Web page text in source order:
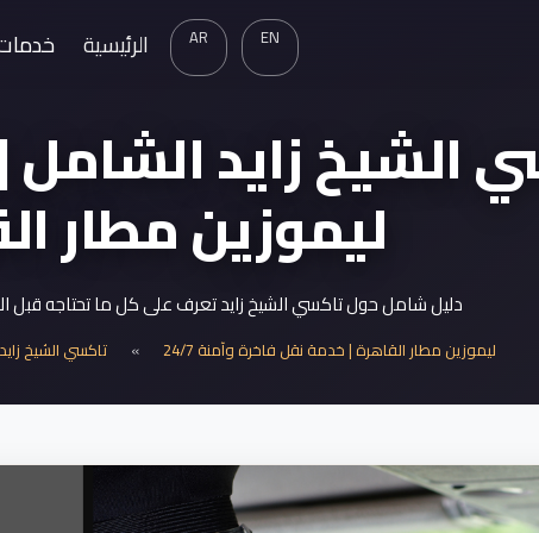
EN
AR الرئيسية
الشيخ زايد
ليموزين مطار
دليل شامل حول تاكسي الشيخ زايد تعرف على كل ما تحتاجه قبل
ليموزين مطار القاهرة | خدمة نقل فاخرة وآمنة 24/7 » تاكسي الشيخ زايد